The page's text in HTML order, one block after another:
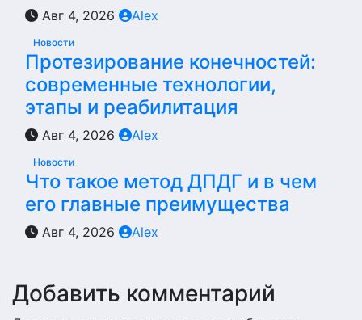
Авг 4, 2026 Alex
Новости
Протезирование конечностей:
современные технологии,
этапы и реабилитация
Авг 4, 2026 Alex
Новости
Что такое метод ДПДГ и в чем
его главные преимущества
Авг 4, 2026 Alex
Добавить комментарий